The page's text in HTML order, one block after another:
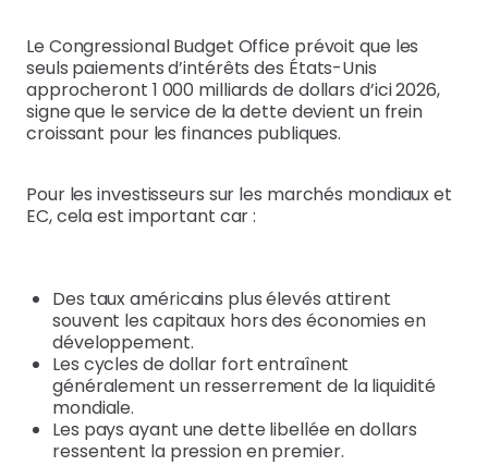
Le Congressional Budget Office prévoit que les
seuls paiements d’intérêts des États-Unis
approcheront 1 000 milliards de dollars d’ici 2026,
signe que le service de la dette devient un frein
croissant pour les finances publiques.
Pour les investisseurs sur les marchés mondiaux et
EC, cela est important car :
Des taux américains plus élevés attirent
souvent les capitaux hors des économies en
développement.
Les cycles de dollar fort entraînent
généralement un resserrement de la liquidité
mondiale.
Les pays ayant une dette libellée en dollars
ressentent la pression en premier.